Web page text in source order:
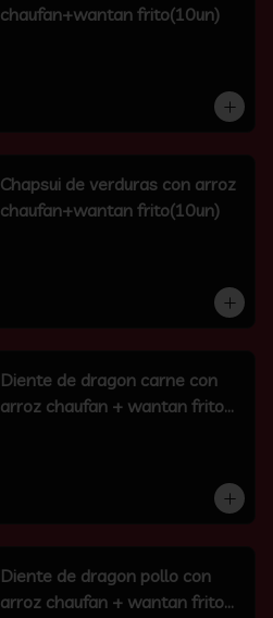
chaufan+wantan frito(10un)
Chapsui de verduras con arroz
chaufan+wantan frito(10un)
Diente de dragon carne con
arroz chaufan + wantan frito
Diente de dragon pollo con
arroz chaufan + wantan frito